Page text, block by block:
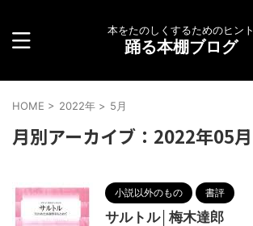
本をたのしくするためのヒント
踊る本棚ブログ
HOME > 2022年 > 5月
月別アーカイブ：2022年05月
小説以外のもの 書評
サルトル│梅木達郎